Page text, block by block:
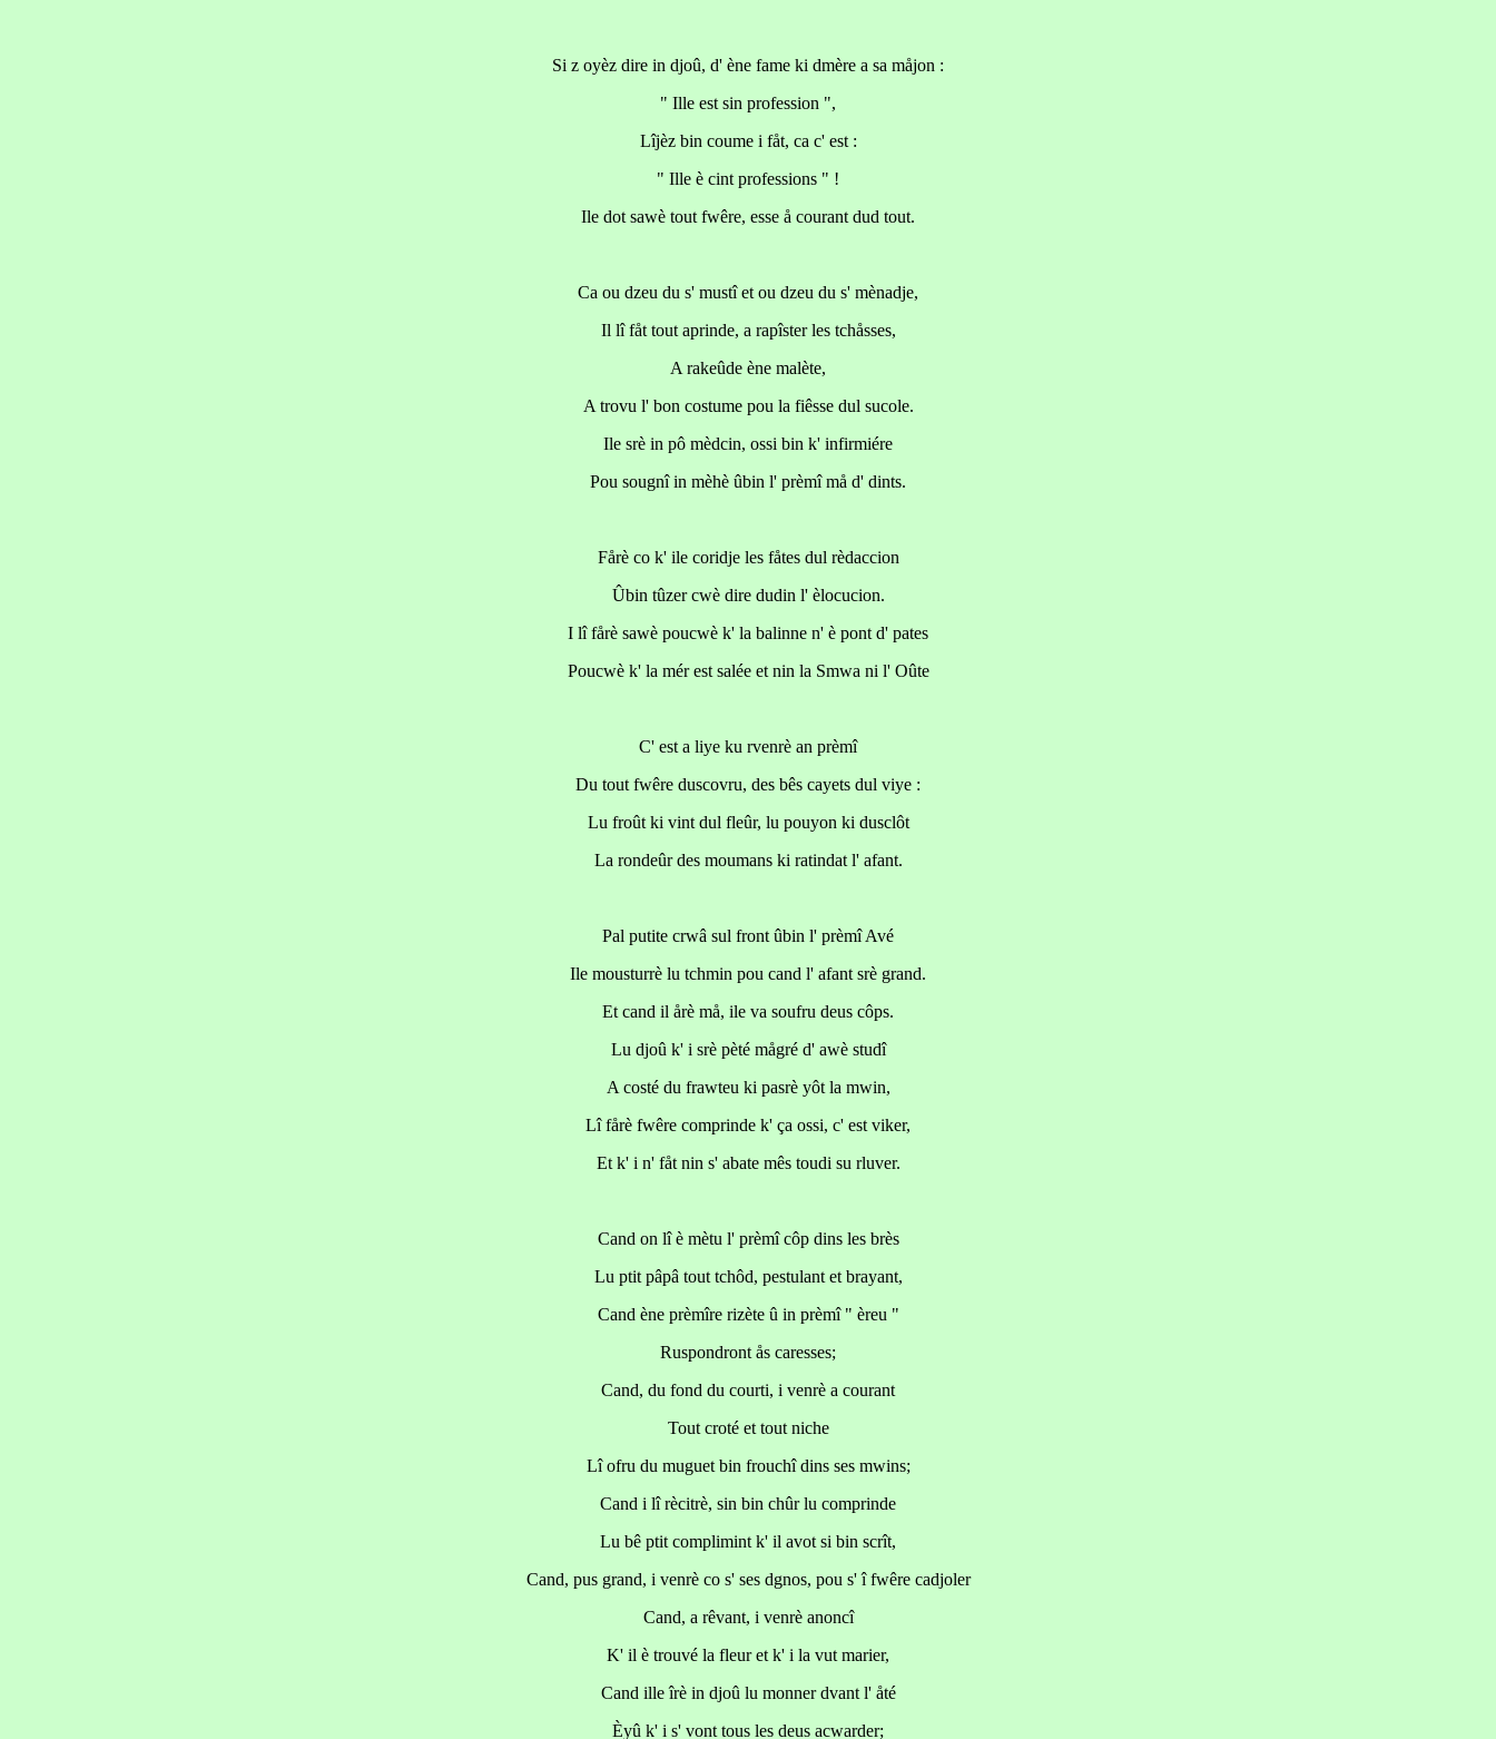
Si z oyèz dire in djoû, d' ène fame ki dmère a sa måjon :
" Ille est sin profession ",
Lîjèz bin coume i fåt, ca c' est :
" Ille è cint professions " !
Ile dot sawè tout fwêre, esse å courant dud tout.
Ca ou dzeu du s' mustî et ou dzeu du s' mènadje,
Il lî fåt tout aprinde, a rapîster les tchåsses,
A rakeûde ène malète,
A trovu l' bon costume pou la fiêsse dul sucole.
Ile srè in pô mèdcin, ossi bin k' infirmiére
Pou sougnî in mèhè ûbin l' prèmî må d' dints.
Fårè co k' ile coridje les fåtes dul rèdaccion
Ûbin tûzer cwè dire dudin l' èlocucion.
I lî fårè sawè poucwè k' la balinne n' è pont d' pates
Poucwè k' la mér est salée et nin la Smwa ni l' Oûte
C' est a liye ku rvenrè an prèmî
Du tout fwêre duscovru, des bês cayets dul viye :
Lu froût ki vint dul fleûr, lu pouyon ki dusclôt
La rondeûr des moumans ki ratindat l' afant.
Pal putite crwâ sul front ûbin l' prèmî Avé
Ile mousturrè lu tchmin pou cand l' afant srè grand.
Et cand il årè må, ile va soufru deus côps.
Lu djoû k' i srè pèté mågré d' awè studî
A costé du frawteu ki pasrè yôt la mwin,
Lî fårè fwêre comprinde k' ça ossi, c' est viker,
Et k' i n' fåt nin s' abate mês toudi su rluver.
Cand on lî è mètu l' prèmî côp dins les brès
Lu ptit pâpâ tout tchôd, pestulant et brayant,
Cand ène prèmîre rizète û in prèmî " èreu "
Ruspondront ås caresses;
Cand, du fond du courti, i venrè a courant
Tout croté et tout niche
Lî ofru du muguet bin frouchî dins ses mwins;
Cand i lî rècitrè, sin bin chûr lu comprinde
Lu bê ptit complimint k' il avot si bin scrît,
Cand, pus grand, i venrè co s' ses dgnos, pou s' î fwêre cadjoler
Cand, a rêvant, i venrè anoncî
K' il è trouvé la fleur et k' i la vut marier,
Cand ille îrè in djoû lu monner dvant l' åté
Èyû k' i s' vont tous les deus acwarder;